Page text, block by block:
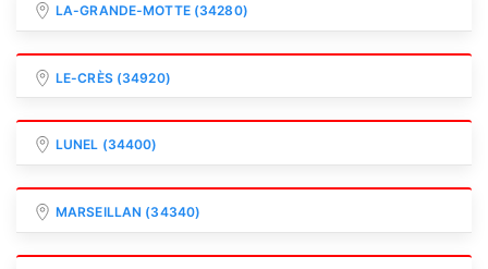
LA-GRANDE-MOTTE (34280)
LE-CRÈS (34920)
LUNEL (34400)
MARSEILLAN (34340)